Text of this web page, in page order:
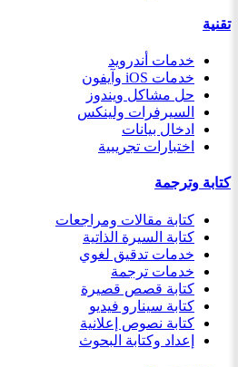
تقنية
خدمات أندرويد
خدمات iOS وآيفون
حل مشاكل ويندوز
السيرفرات ولينكس
ادخال بيانات
اختبارات تجريبية
كتابة وترجمة
كتابة مقالات ومراجعات
كتابة السيرة الذاتية
خدمات تدقيق لغوي
خدمات ترجمة
كتابة قصص قصيرة
كتابة سينارو فيديو
كتابة نصوص إعلانية
إعداد وكتابة البحوث